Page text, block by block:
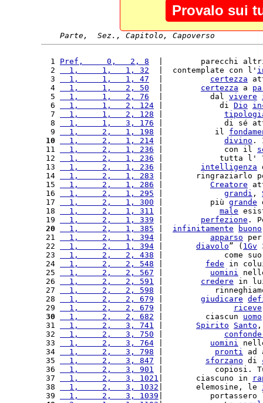
Provalo sui
Parte,  Sez., Capitolo, Capoverso
  1
Pref,     0,   2, 8
|        parecchi
  2
  1,     1,   1, 32
  |  contemplate con l'
  3
  1,     1,   1, 47
certezza
  4
  1,     1,   2, 50
certezza a
  5
  1,     1,   2, 76
  |          dal
vivere
  6
  1,     1,   2, 124
|            di Dio
  7
  1,     1,   2, 128
  8
  1,     1,   3, 176
|             di sé
  9
  1,     2,   1, 198
|           il
10
  1,     2,   1, 214
divino .
11
  1,     2,   1, 236
|             con il
12
  1,     2,   1, 236
|            tutta l'
13
  1,     2,   1, 236
intelligenza
14
  1,     2,   1, 283
|       ringraziarlo
15
  1,     2,   1, 286
Creatore
16
  1,     2,   1, 295
grandi ,
17
  1,     2,   1, 300
|          più grande
18
  1,     2,   1, 311
male
19
  1,     2,   1, 339
perfezione .
20
  1,     2,   1, 385
infinitamente buono
21
  1,     2,   1, 394
apparso
22
  1,     2,   1, 394
diavolo” ( 1Gv
23
  1,     2,   2, 438
|             come
24
  1,     2,   2, 548
fede in
25
  1,     2,   2, 567
uomini
26
  1,     2,   2, 591
credere in
27
  1,     2,   2, 598
|
28
  1,     2,   2, 679
giudicare
29
  1,     2,   2, 679
riceve
30
  1,     2,   2, 682
|         ciascun uomo
31
  1,     2,   3, 741
Spirito Santo
32
  1,     2,   3, 750
33
  1,     2,   3, 764
uomini
34
  1,     2,   3, 798
pronti ad
35
  1,     2,   3, 847
sforzano di
36
  1,     2,   3, 901
|           copiosi.
37
  1,     2,   3, 1021
|       ciascuno in
38
  1,     2,   3, 1032
|       elemosine, le
39
  1,     2,   3, 1039
|          portassero